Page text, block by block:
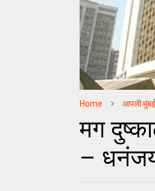
Home आपली मुंबई
मग
–